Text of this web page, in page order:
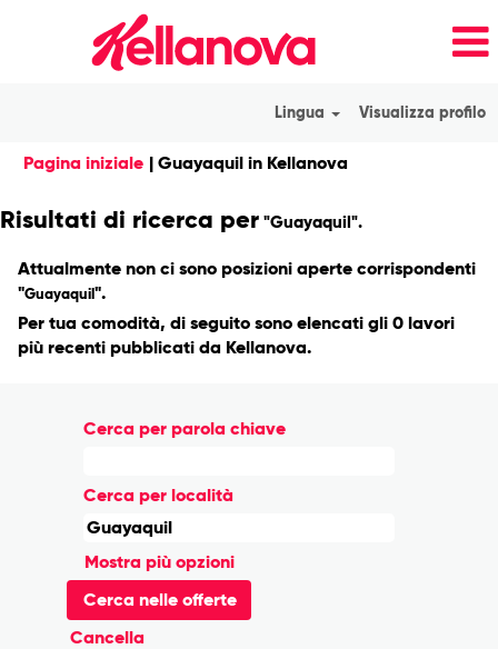
Lingua Visualizza profilo
Pagina iniziale | Guayaquil in Kellanova(pagina
Risultati di ricerca per "Guayaquil".
Attualmente non ci sono posizioni aperte corrispondenti
"Guayaquil ".
Per tua comodità, di seguito sono elencati gli 0 lavori
più recenti pubblicati da Kellanova.
Cerca per parola chiave
Cerca per località
Mostra più opzioni
Cancella